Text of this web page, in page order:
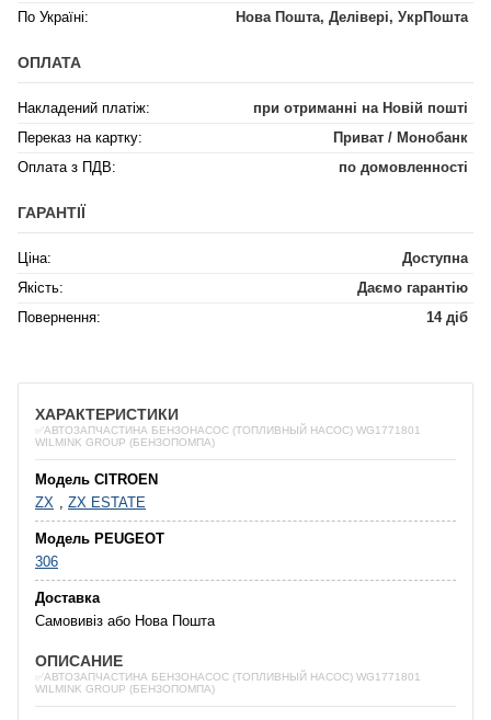
По Україні:
Нова Пошта, Делівері, УкрПошта
ОПЛАТА
Накладений платіж:
при отриманні на Новій пошті
Переказ на картку:
Приват / Монобанк
Оплата з ПДВ:
по домовленності
ГАРАНТІЇ
Ціна:
Доступна
Якість:
Даємо гарантію
Повернення:
14 діб
ХАРАКТЕРИСТИКИ
✅АВТОЗАПЧАСТИНА БЕНЗОНАСОС (ТОПЛИВНЫЙ НАСОС) WG1771801
WILMINK GROUP (БЕНЗОПОМПА)
Модель CITROEN
ZX , ZX ESTATE
Модель PEUGEOT
306
Доставка
Самовивіз або Нова Пошта
ОПИСАНИЕ
✅АВТОЗАПЧАСТИНА БЕНЗОНАСОС (ТОПЛИВНЫЙ НАСОС) WG1771801
WILMINK GROUP (БЕНЗОПОМПА)